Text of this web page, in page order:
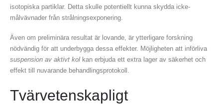
isotopiska partiklar. Detta skulle potentiellt kunna skydda icke-
målvävnader från strålningsexponering.
Även om preliminära resultat är lovande, är ytterligare forskning
nödvändig för att underbygga dessa effekter. Möjligheten att införliva
suspension av aktivt kol kan erbjuda ett extra lager av säkerhet och
effekt till nuvarande behandlingsprotokoll.
Tvärvetenskapligt